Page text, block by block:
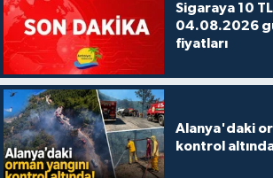
Sigaraya 10
04.08.2026
fiyatları
Alanya'daki
kontrol